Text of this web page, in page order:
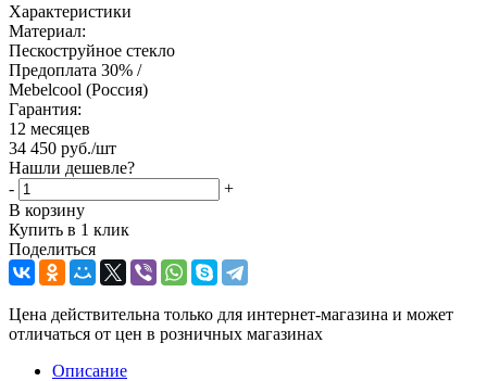
Характеристики
Материал:
Пескоструйное стекло
Предоплата 30% /
Mebelcool (Россия)
Гарантия:
12 месяцев
34 450 руб./шт
Нашли дешевле?
-
+
В корзину
Купить в 1 клик
Поделиться
Цена действительна только для интернет-магазина и может
отличаться от цен в розничных магазинах
Описание